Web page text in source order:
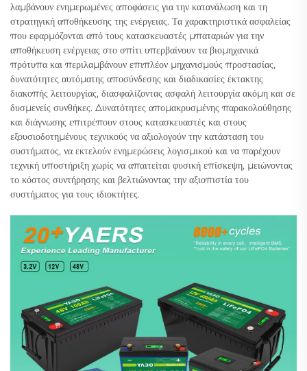
λαμβάνουν ενημερωμένες αποφάσεις για την κατανάλωση και τη
στρατηγική αποθήκευσης της ενέργειας. Τα χαρακτηριστικά ασφαλείας
που εφαρμόζονται από τους κατασκευαστές μπαταριών για την
αποθήκευση ενέργειας στο σπίτι υπερβαίνουν τα βιομηχανικά
πρότυπα και περιλαμβάνουν επιπλέον μηχανισμούς προστασίας,
δυνατότητες αυτόματης αποσύνδεσης και διαδικασίες έκτακτης
διακοπής λειτουργίας, διασφαλίζοντας ασφαλή λειτουργία ακόμη και σε
δυσμενείς συνθήκες. Δυνατότητες απομακρυσμένης παρακολούθησης
και διάγνωσης επιτρέπουν στους κατασκευαστές και στους
εξουσιοδοτημένους τεχνικούς να αξιολογούν την κατάσταση του
συστήματος, να εκτελούν ενημερώσεις λογισμικού και να παρέχουν
τεχνική υποστήριξη χωρίς να απαιτείται φυσική επίσκεψη, μειώνοντας
το κόστος συντήρησης και βελτιώνοντας την αξιοπιστία του
συστήματος για τους ιδιοκτήτες.